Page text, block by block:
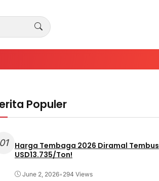
Populer
01
Harga Tembaga 2026 Diramal Tembus
USD13.735/Ton!
June 2, 2026• 294 Views